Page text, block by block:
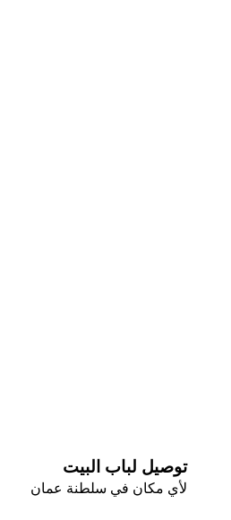
توصيل لباب البيت
لأي مكان في سلطنة عمان